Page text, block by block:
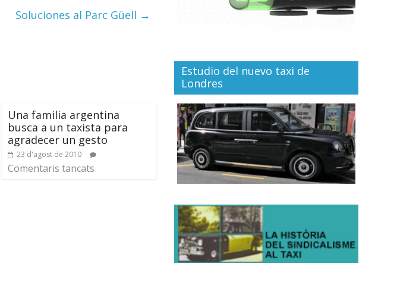
Soluciones al Parc Güell →
Una familia argentina
busca a un taxista para
agradecer un gesto
23 d'agost de 2010
Comentaris tancats
Estudio del nuevo taxi de
Londres